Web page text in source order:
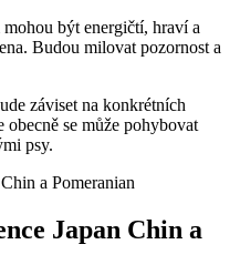
být energičtí, hraví ​a
Budou milovat pozornost a
záviset na konkrétních
se může⁢ pohybovat
psy.
Japan ⁤Chin​ a